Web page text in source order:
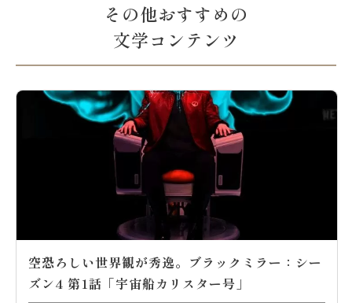
その他おすすめの
文学コンテンツ
空恐ろしい世界観が秀逸。ブラックミラー：シー
ズン4 第1話「宇宙船カリスター号」